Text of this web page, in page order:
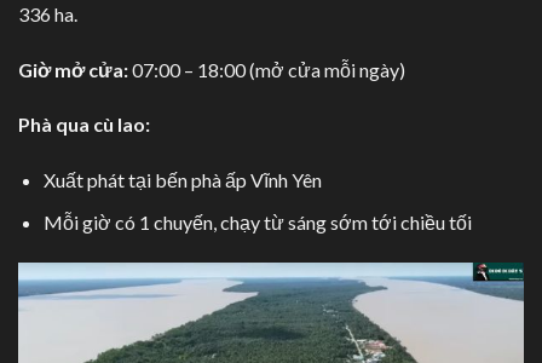
336 ha.
Giờ mở cửa:07:00 – 18:00 (mở cửa mỗi ngày)
Phà qua cù lao:
Xuất phát tại bến phà ấp Vĩnh Yên
Mỗi giờ có 1 chuyến, chạy từ sáng sớm tới chiều tối